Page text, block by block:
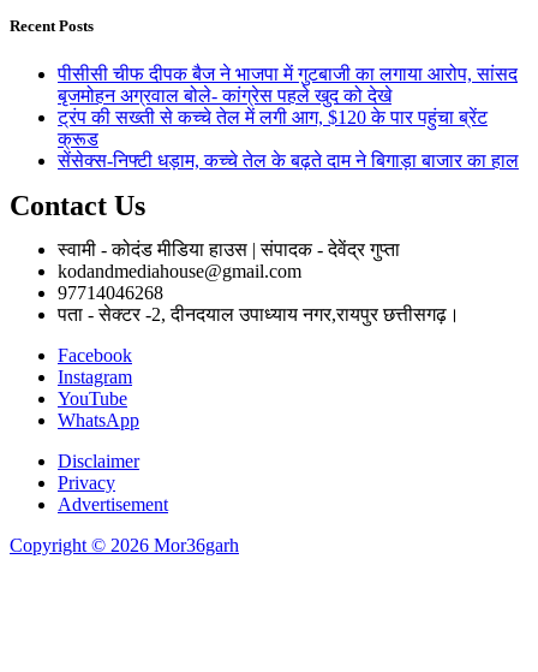
Recent Posts
पीसीसी चीफ दीपक बैज ने भाजपा में गुटबाजी का लगाया आरोप, सांसद
बृजमोहन अग्रवाल बोले- कांग्रेस पहले खुद को देखे
ट्रंप की सख्ती से कच्चे तेल में लगी आग, $120 के पार पहुंचा ब्रेंट
क्रूड
सेंसेक्स-निफ्टी धड़ाम, कच्चे तेल के बढ़ते दाम ने बिगाड़ा बाजार का हाल
Contact Us
स्वामी - कोदंड मीडिया हाउस | संपादक - देवेंद्र गुप्ता
kodandmediahouse@gmail.com
97714046268
पता - सेक्टर -2, दीनदयाल उपाध्याय नगर,रायपुर छत्तीसगढ़।
Facebook
Instagram
YouTube
WhatsApp
Disclaimer
Privacy
Advertisement
Copyright © 2026 Mor36garh